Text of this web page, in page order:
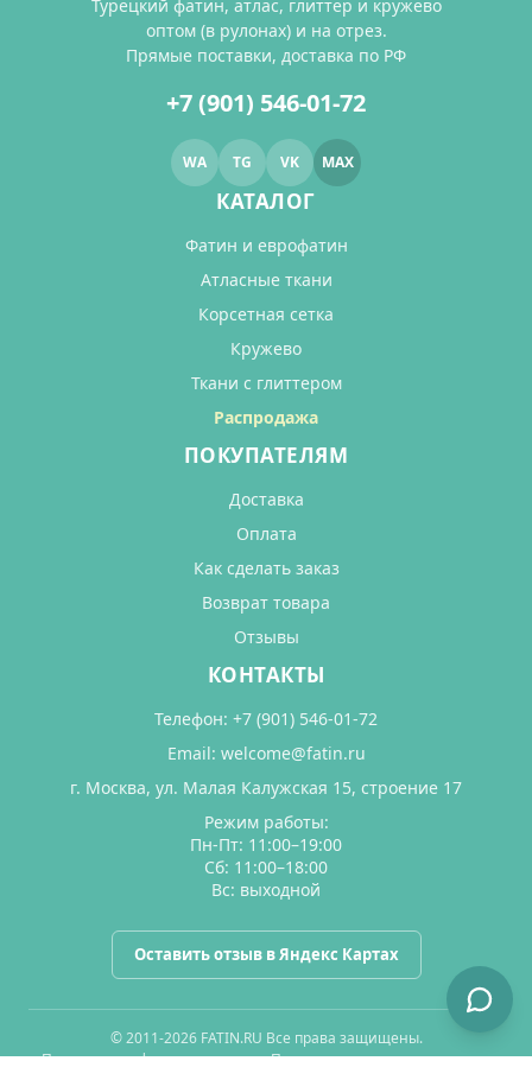
Турецкий фатин, атлас, глиттер и кружево
оптом (в рулонах) и на отрез.
Прямые поставки, доставка по РФ
+7 (901) 546-01-72
WA TG VK MAX
КАТАЛОГ
Фатин и еврофатин
Атласные ткани
Корсетная сетка
Кружево
Ткани с глиттером
Распродажа
ПОКУПАТЕЛЯМ
Доставка
Оплата
Как сделать заказ
Возврат товара
Отзывы
КОНТАКТЫ
Телефон: +7 (901) 546-01-72
Email: welcome@fatin.ru
г. Москва, ул. Малая Калужская 15, строение 17
Режим работы:
Пн-Пт: 11:00–19:00
Сб: 11:00–18:00
Вс: выходной
Оставить отзыв в Яндекс Картах
© 2011-2026 FATIN.RU Все права защищены.
Политика конфиденциальностиПользовательское соглашение